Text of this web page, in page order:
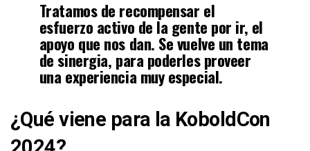
Tratamos de recompensar el
esfuerzo activo de la gente por ir, el
apoyo que nos dan. Se vuelve un tema
de sinergia, para poderles proveer
una experiencia muy especial.
¿Qué viene para la KoboldCon